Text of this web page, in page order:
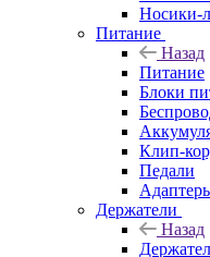
Носики-
Питание
Назад
Питание
Блоки
Клип-
Педали
Держатели
Назад